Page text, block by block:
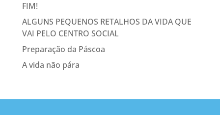
FIM!
ALGUNS PEQUENOS RETALHOS DA VIDA QUE
VAI PELO CENTRO SOCIAL
Preparação da Páscoa
A vida não pára